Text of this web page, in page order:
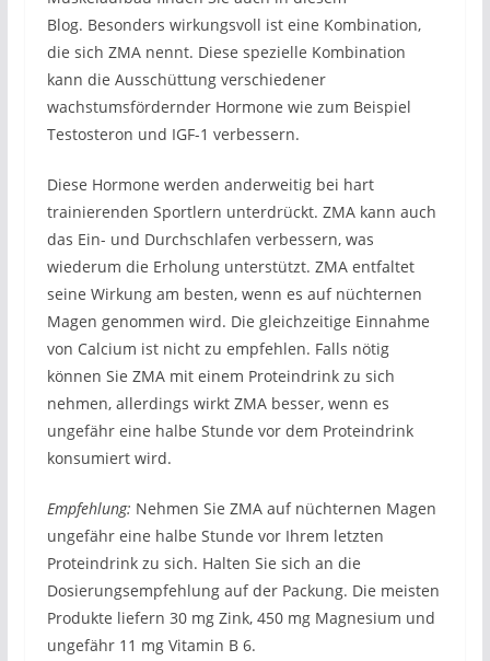
Blog. Besonders wirkungsvoll ist eine Kombination,
die sich ZMA nennt. Diese spezielle Kombination
kann die Ausschüttung verschiedener
wachstumsfördernder Hormone wie zum Beispiel
Testosteron und IGF-1 verbessern.
Diese Hormone werden anderweitig bei hart
trainierenden Sportlern unterdrückt. ZMA kann auch
das Ein- und Durchschlafen verbessern, was
wiederum die Erholung unterstützt. ZMA entfaltet
seine Wirkung am besten, wenn es auf nüchternen
Magen genommen wird. Die gleichzeitige Einnahme
von Calcium ist nicht zu empfehlen. Falls nötig
können Sie ZMA mit einem Proteindrink zu sich
nehmen, allerdings wirkt ZMA besser, wenn es
ungefähr eine halbe Stunde vor dem Proteindrink
konsumiert wird.
Empfehlung: Nehmen Sie ZMA auf nüchternen Magen
ungefähr eine halbe Stunde vor Ihrem letzten
Proteindrink zu sich. Halten Sie sich an die
Dosierungsempfehlung auf der Packung. Die meisten
Produkte liefern 30 mg Zink, 450 mg Magnesium und
ungefähr 11 mg Vitamin B 6.